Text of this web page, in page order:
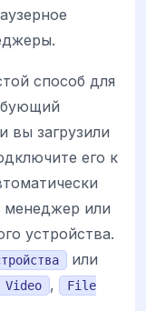
способ для
вы загрузили
его к
менеджер или
устройства.
или
Video ,
File